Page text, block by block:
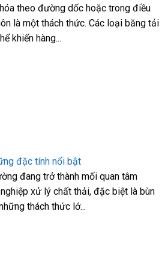
theo đường dốc hoặc trong điều
là một thách thức. Các loại băng tải
khiến hàng...
đặc tính nổi bật
đang trở thành mối quan tâm
xử lý chất thải, đặc biệt là bùn
thách thức lớ...